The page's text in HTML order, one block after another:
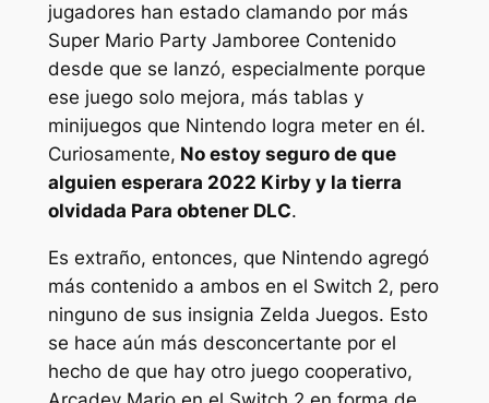
jugadores han estado clamando por más
Super Mario Party Jamboree Contenido
desde que se lanzó, especialmente porque
ese juego solo mejora, más tablas y
minijuegos que Nintendo logra meter en él.
Curiosamente, No estoy seguro de que
alguien esperara 2022 Kirby y la tierra
olvidada Para obtener DLC.
Es extraño, entonces, que Nintendo agregó
más contenido a ambos en el Switch 2, pero
ninguno de sus insignia Zelda Juegos. Esto
se hace aún más desconcertante por el
hecho de que hay otro juego cooperativo,